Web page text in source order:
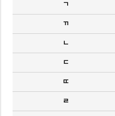
ㄱ
ㄲ
ㄴ
ㄷ
ㄸ
ㄹ